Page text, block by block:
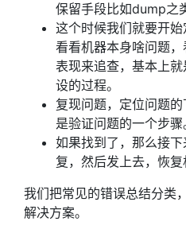
保留手段比如dump之
这个时候我们就要开
看看机器本身啥问题
表现来追查，基本上
设的过程。
复现问题，定位问题
是验证问题的一个步骤
如果找到了，那么接
复，然后发上去，恢复
我们把常见的错误总结分类
解决方案。